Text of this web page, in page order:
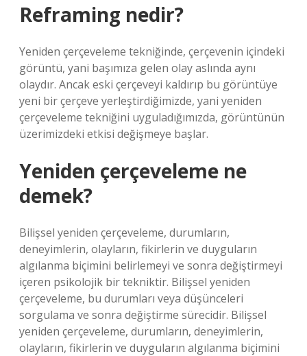
Reframing nedir?
Yeniden çerçeveleme tekniğinde, çerçevenin içindeki
görüntü, yani başımıza gelen olay aslında aynı
olaydır. Ancak eski çerçeveyi kaldırıp bu görüntüye
yeni bir çerçeve yerleştirdiğimizde, yani yeniden
çerçeveleme tekniğini uyguladığımızda, görüntünün
üzerimizdeki etkisi değişmeye başlar.
Yeniden çerçeveleme ne
demek?
Bilişsel yeniden çerçeveleme, durumların,
deneyimlerin, olayların, fikirlerin ve duyguların
algılanma biçimini belirlemeyi ve sonra değiştirmeyi
içeren psikolojik bir tekniktir. Bilişsel yeniden
çerçeveleme, bu durumları veya düşünceleri
sorgulama ve sonra değiştirme sürecidir. Bilişsel
yeniden çerçeveleme, durumların, deneyimlerin,
olayların, fikirlerin ve duyguların algılanma biçimini